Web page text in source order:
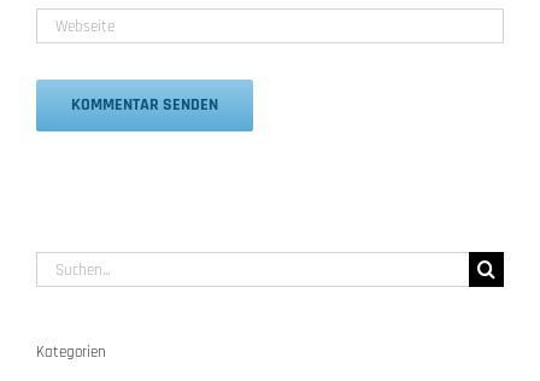
Suche
nach:
Kategorien